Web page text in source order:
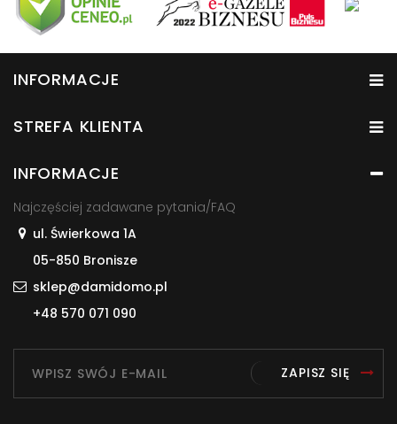
INFORMACJE
STREFA KLIENTA
INFORMACJE
Najczęściej zadawane pytania/FAQ
ul. Świerkowa 1A
05-850 Bronisze
sklep@damidomo.pl
+48 570 071 090
ZAPISZ SIĘ